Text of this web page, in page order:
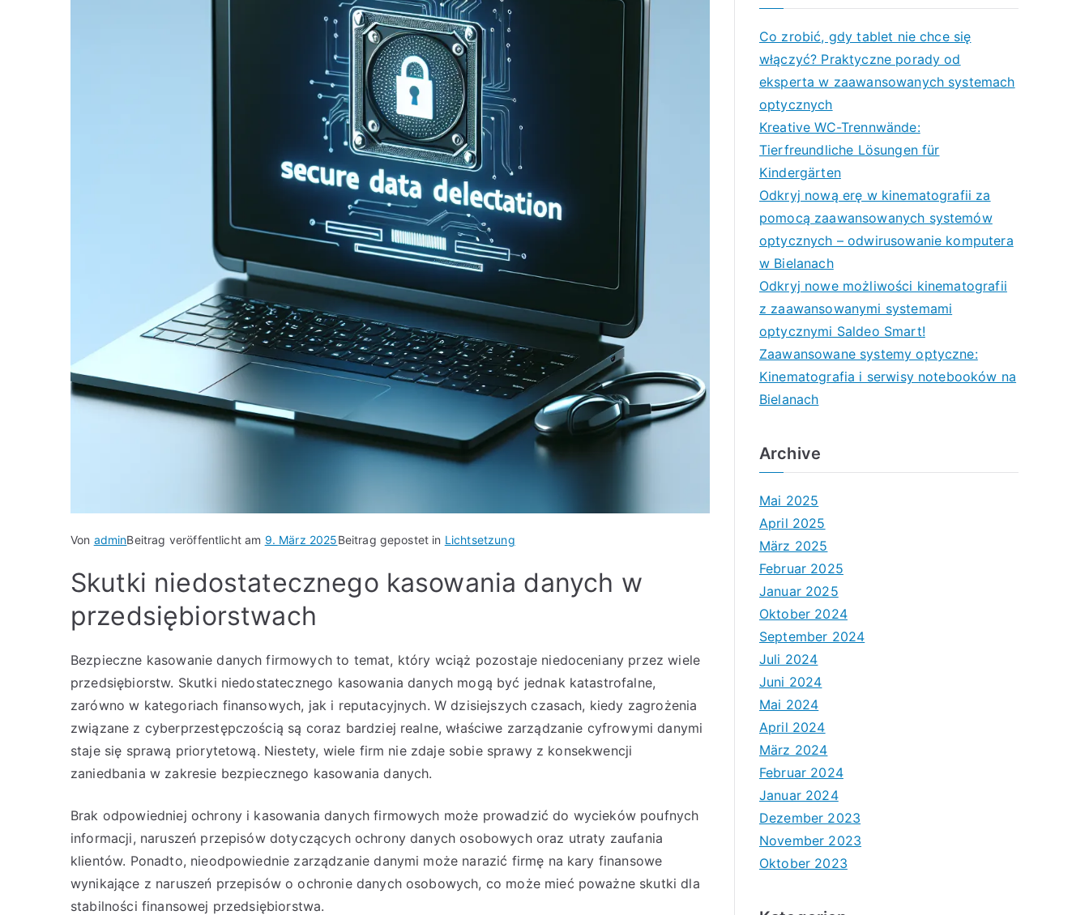
Von adminBeitrag veröffentlicht am 9. März 2025Beitrag gepostet in Lichtsetzung
Skutki niedostatecznego kasowania danych w
przedsiębiorstwach
Bezpieczne kasowanie danych firmowych to temat, który wciąż pozostaje niedoceniany przez wiele
przedsiębiorstw. Skutki niedostatecznego kasowania danych mogą być jednak katastrofalne,
zarówno w kategoriach finansowych, jak i reputacyjnych. W dzisiejszych czasach, kiedy zagrożenia
związane z cyberprzestępczością są coraz bardziej realne, właściwe zarządzanie cyfrowymi danymi
staje się sprawą priorytetową. Niestety, wiele firm nie zdaje sobie sprawy z konsekwencji
zaniedbania w zakresie bezpiecznego kasowania danych.
Brak odpowiedniej ochrony i kasowania danych firmowych może prowadzić do wycieków poufnych
informacji, naruszeń przepisów dotyczących ochrony danych osobowych oraz utraty zaufania
klientów. Ponadto, nieodpowiednie zarządzanie danymi może narazić firmę na kary finansowe
wynikające z naruszeń przepisów o ochronie danych osobowych, co może mieć poważne skutki dla
stabilności finansowej przedsiębiorstwa.
Co zrobić, gdy tablet nie chce się
włączyć? Praktyczne porady od
eksperta w zaawansowanych systemach
optycznych
Kreative WC-Trennwände:
Tierfreundliche Lösungen für
Kindergärten
Odkryj nową erę w kinematografii za
pomocą zaawansowanych systemów
optycznych – odwirusowanie komputera
w Bielanach
Odkryj nowe możliwości kinematografii
z zaawansowanymi systemami
optycznymi Saldeo Smart!
Zaawansowane systemy optyczne:
Kinematografia i serwisy notebooków na
Bielanach
Archive
Mai 2025
April 2025
März 2025
Februar 2025
Januar 2025
Oktober 2024
September 2024
Juli 2024
Juni 2024
Mai 2024
April 2024
März 2024
Februar 2024
Januar 2024
Dezember 2023
November 2023
Oktober 2023